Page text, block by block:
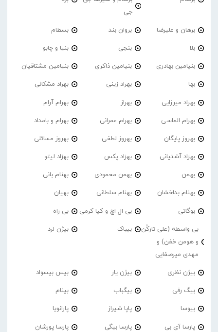
جی
برهان و علیرضا بروان بند بسطام
بلا بنجی بنیا و چابو
بنیامین بهادری بنیامین ذاکری بنیامین مشتاقیان
بها بهراد زینی بهراد مشکانی
بهراد میرزایی بهراز بهرام آرام
بهرام الماسی بهرام عمرانی بهرام و بامداد
بهروز پایگان بهروز لطفی بهروز مسائلی
بهزاد آشتیانی بهزاد پکس بهزاد لیتو
بهمن بهمن محمودی بهنام بانی
بهنام بداخشان بهنام سلطانی بهیان
بوگاتی بی ال اچ و کیا کرمی بی راه
بی واسطه (علی تارکُن
و هومن خفن) و
مهدی میرصفایی
بیباک بیژن لرد
بیژن نظری بیژن یار بیس بیسواد
بیگ رفی بیگباب بینام
بیوسا پاپا شیراز پارانویا
پارسا آی بی پارسا بیگی پارسا پورشان